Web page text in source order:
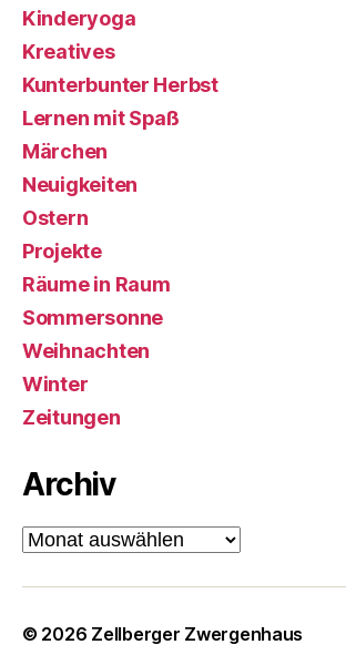
Kinderyoga
Kreatives
Kunterbunter Herbst
Lernen mit Spaß
Märchen
Neuigkeiten
Ostern
Projekte
Räume in Raum
Sommersonne
Weihnachten
Winter
Zeitungen
Archiv
Archiv
© 2026 Zellberger Zwergenhaus